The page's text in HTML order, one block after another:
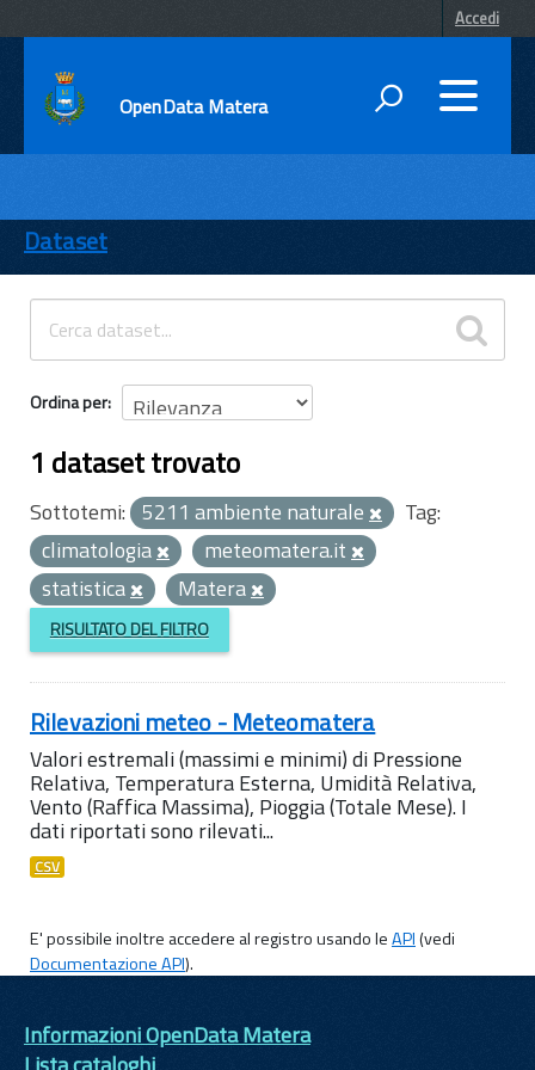
Accedi
OpenData Matera
ENTI
TEMI
INFORMAZIONI
Dataset
Ordina per
1 dataset trovato
Sottotemi: 5211 ambiente naturale
Tag:
climatologia
meteomatera.it
statistica
Matera
RISULTATO DEL FILTRO
Rilevazioni meteo - Meteomatera
Valori estremali (massimi e minimi) di Pressione
Relativa, Temperatura Esterna, Umidità Relativa,
Vento (Raffica Massima), Pioggia (Totale Mese). I
dati riportati sono rilevati...
CSV
E' possibile inoltre accedere al registro usando leAPI(vedi
Documentazione API).
Informazioni OpenData Matera